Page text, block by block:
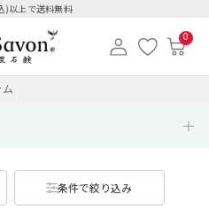
)以上で送料無料
0
条件で絞り込み